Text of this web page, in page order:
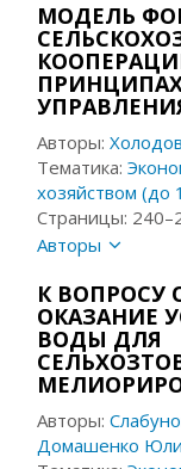
МОДЕЛЬ
Авторы:
Тематика:
хозяйством (до
Страницы:
Авторы
К ВОПРОСУ
ОКАЗАНИЕ
ВОДЫ ДЛЯ
Авторы:
Домашенко